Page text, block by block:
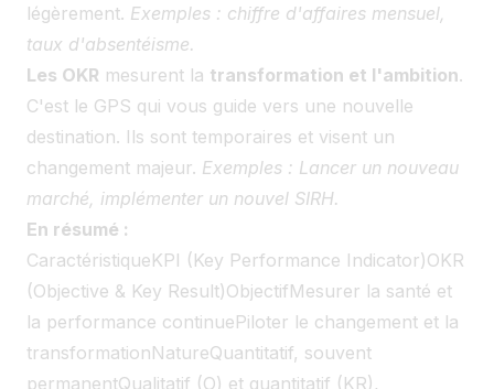
légèrement. Exemples : chiffre d'affaires mensuel,
taux d'absentéisme.
Les OKR mesurent la transformation et l'ambition.
C'est le GPS qui vous guide vers une nouvelle
destination. Ils sont temporaires et visent un
changement majeur. Exemples : Lancer un nouveau
marché, implémenter un nouvel SIRH.
En résumé :
CaractéristiqueKPI (Key Performance Indicator)OKR
(Objective & Key Result)ObjectifMesurer la santé et
la performance continuePiloter le changement et la
transformationNatureQuantitatif, souvent
permanentQualitatif (O) et quantitatif (KR),